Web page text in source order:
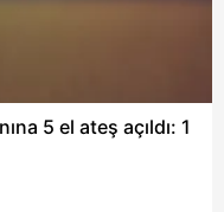
5 el ateş açıldı: 1